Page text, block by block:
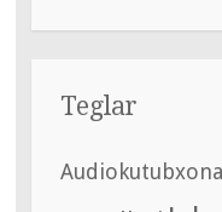
Teglar
Audiokutubxona